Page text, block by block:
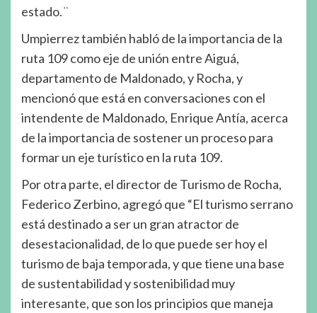
estado. ̈
Umpierrez también habló de la importancia de la
ruta 109 como eje de unión entre Aiguá,
departamento de Maldonado, y Rocha, y
mencionó que está en conversaciones con el
intendente de Maldonado, Enrique Antía, acerca
de la importancia de sostener un proceso para
formar un eje turístico en la ruta 109.
Por otra parte, el director de Turismo de Rocha,
Federico Zerbino, agregó que “El turismo serrano
está destinado a ser un gran atractor de
desestacionalidad, de lo que puede ser hoy el
turismo de baja temporada, y que tiene una base
de sustentabilidad y sostenibilidad muy
interesante, que son los principios que maneja